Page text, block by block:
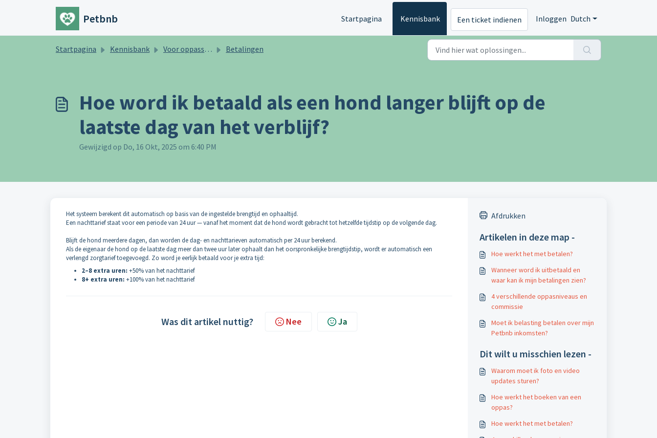
Doorgaan naar hoofdinhoud
Petbnb Startpagina Kennisbank Een ticket indienen Inloggen Dutch
Startpagina Kennisbank Voor oppassers Betalingen
Hoe word ik betaald als een hond langer blijft op de
laatste dag van het verblijf?
Gewijzigd op Do, 16 Okt, 2025 om 6:40 PM
Het systeem berekent dit automatisch op basis van de ingestelde brengtijd en ophaaltijd.
Een nachttarief staat voor een periode van 24 uur — vanaf het moment dat de hond wordt gebracht tot hetzelfde tijdstip op de volgende dag.
Blijft de hond meerdere dagen, dan worden de dag- en nachttarieven automatisch per 24 uur berekend.
Als de eigenaar de hond op de laatste dag meer dan twee uur later ophaalt dan het oorspronkelijke brengtijdstip, wordt er automatisch een
verlengd zorgtarief toegevoegd. Zo word je eerlijk betaald voor je extra tijd:
2–8 extra uren: +50% van het nachttarief
8+ extra uren: +100% van het nachttarief
Was dit artikel nuttig? Nee Ja
Afdrukken
Artikelen in deze map -
Hoe werkt het met betalen?
Wanneer word ik uitbetaald en
waar kan ik mijn betalingen zien?
4 verschillende oppasniveaus en
commissie
Moet ik belasting betalen over mijn
Petbnb inkomsten?
Dit wilt u misschien lezen -
Waarom moet ik foto en video
updates sturen?
Hoe werkt het boeken van een
oppas?
Hoe werkt het met betalen?